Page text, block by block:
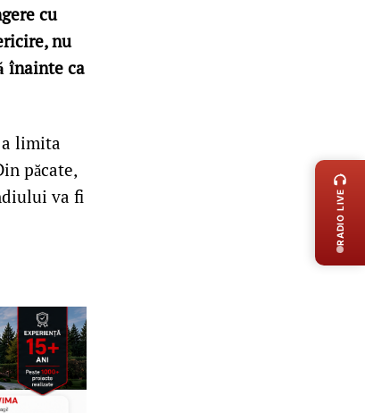
cu
nu
înainte ca
limita
păcate,
va fi
RADIO LIVE